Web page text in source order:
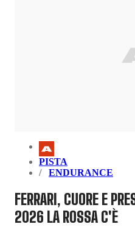
PISTA
ENDURANCE
FERRARI, CUORE E
2026 LA ROSSA C'È